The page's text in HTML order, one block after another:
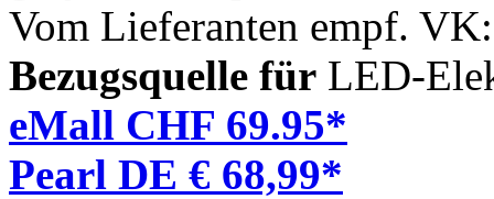
Vom Lieferanten empf.
Bezugsquelle für LED-
eMall CHF 69.95*
Pearl DE € 68,99*